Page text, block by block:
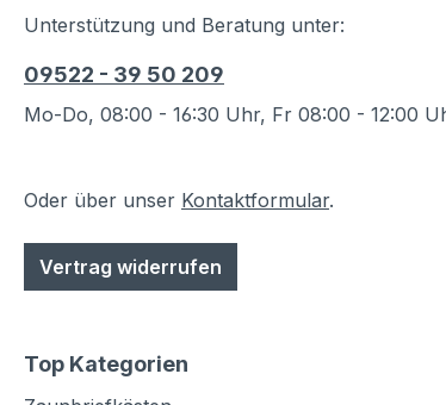
Unterstützung und Beratung unter:
09522 - 39 50 209
Mo-Do, 08:00 - 16:30 Uhr, Fr 08:00 - 12:00
Oder über unser Kontaktformular.
Vertrag widerrufen
Top Kategorien